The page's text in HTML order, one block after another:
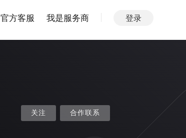
官方客服 我是服务商 登录
关注 合作联系